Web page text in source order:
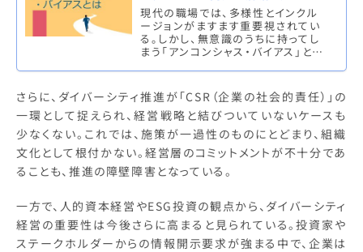
現代の職場では、多様性とインクル
ージョンがますます重要視されてい
る。しかし、無意識のうちに持ってし
まう「アンコンシャス・バイアス」とい
さらに、ダイバーシティ推進が「CSR（企業の社会的責任）」の
一環として捉えられ、経営戦略と結びついていないケースも
少なくない。これでは、施策が一過性のものにとどまり、組織
文化として根付かない。経営層のコミットメントが不十分であ
ることも、推進の障壁障害となっている。
一方で、人的資本経営やESG投資の観点から、ダイバーシティ
経営の重要性は今後さらに高まると見られている。投資家や
ステークホルダーからの情報開示要求が強まる中で、企業は